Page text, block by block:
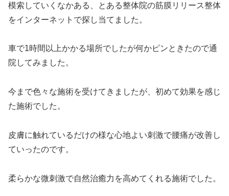
模索していくなかある、とある整体院の筋膜リリース整体
をインターネットで探し当てました。
車で1時間以上かかる場所でしたが何かピンときたので通
院してみました。
今まで色々な施術を受けてきましたが、初めて効果を感じ
た施術でした。
皮膚に触れているだけの様な心地よい刺激で腰痛が改善し
ていったのです。
柔らかな微刺激で自然治癒力を高めてくれる施術でした。